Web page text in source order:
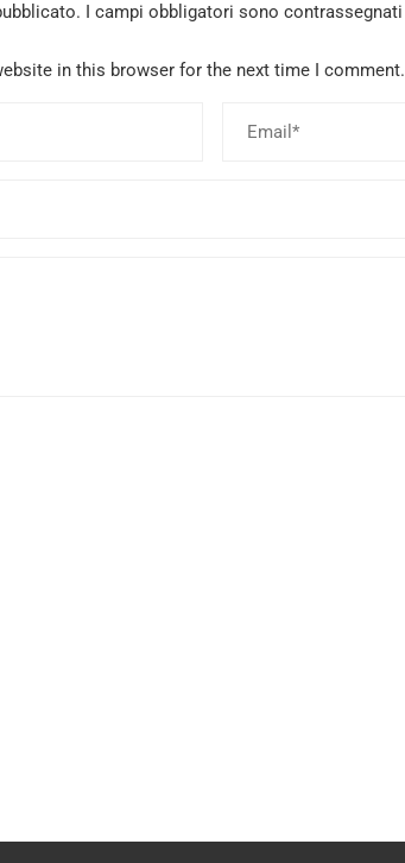
I campi obbligatori sono contrassegnati
in this browser for the next time I comment.